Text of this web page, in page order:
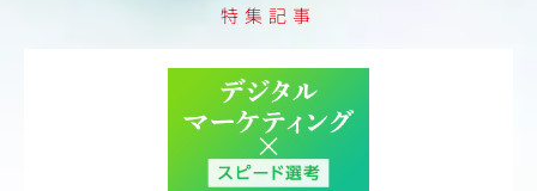
特集記事